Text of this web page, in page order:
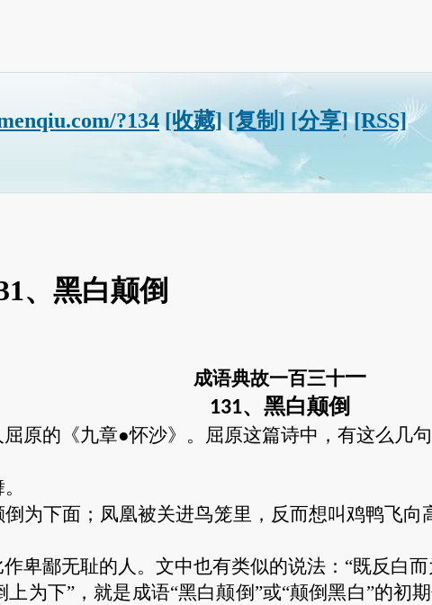
?134 [收藏] [复制] [分享] [RSS]
、黑白颠倒
成语典故一百三十一
131、黑白颠倒
原的《九章●怀沙》。屈原这篇诗中，有这么几句
为下面；凤凰被关进鸟笼里，反而想叫鸡鸭飞
卑鄙无耻的人。文中也有类似的说法： “既反白
上为下”，就是成语“黑白颠倒”或“颠倒黑白”的